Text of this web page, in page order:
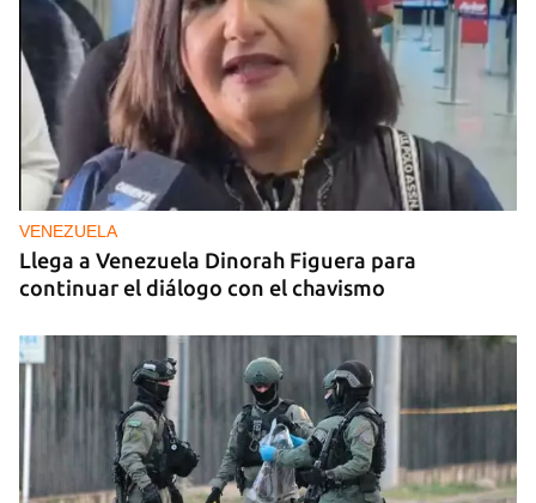
VENEZUELA
Llega a Venezuela Dinorah Figuera para
continuar el diálogo con el chavismo